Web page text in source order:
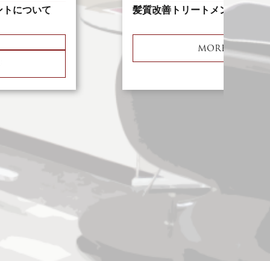
について 髪質改善トリートメントにつ
MORE